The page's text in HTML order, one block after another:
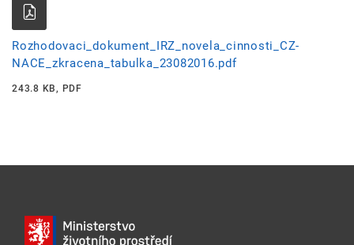
Rozhodovaci_dokument_IRZ_novela_cinnosti_CZ-
NACE_zkracena_tabulka_23082016.pdf
243.8 KB, PDF